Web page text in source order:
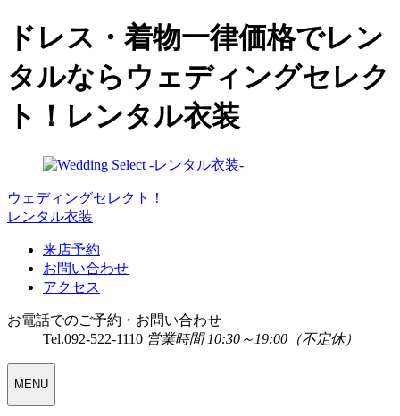
ドレス・着物一律価格でレン
タルならウェディングセレク
ト！レンタル衣装
ウェディングセレクト！
レンタル衣装
来店予約
お問い合わせ
アクセス
お電話でのご予約・お問い合わせ
Tel.092-522-1110 営業時間 10:30～19:00（不定休）
SELECT
MENU